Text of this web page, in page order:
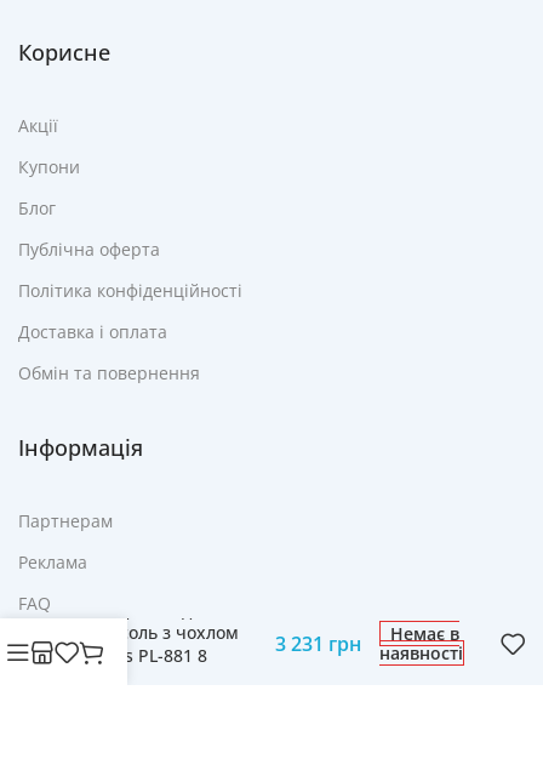
Корисне
Акції
Купони
Блог
Публічна оферта
Політика конфіденційності
Доставка і оплата
Обмін та повернення
Інформація
Партнерам
Реклама
FAQ
Контактипарасоль з чохлом
Plonos PL-881 8
3 231 грн
Немає в
наявності